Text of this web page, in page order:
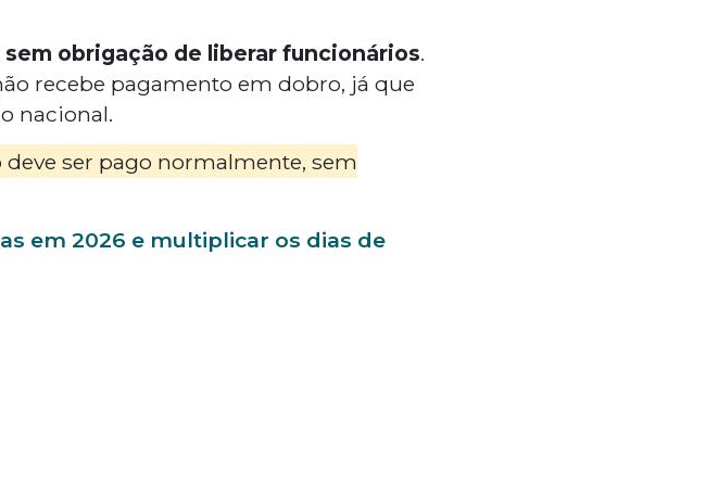
sem obrigação de liberar funcionários.
recebe pagamento em dobro, já que
nacional.
ser pago normalmente, sem
em 2026 e multiplicar os dias de